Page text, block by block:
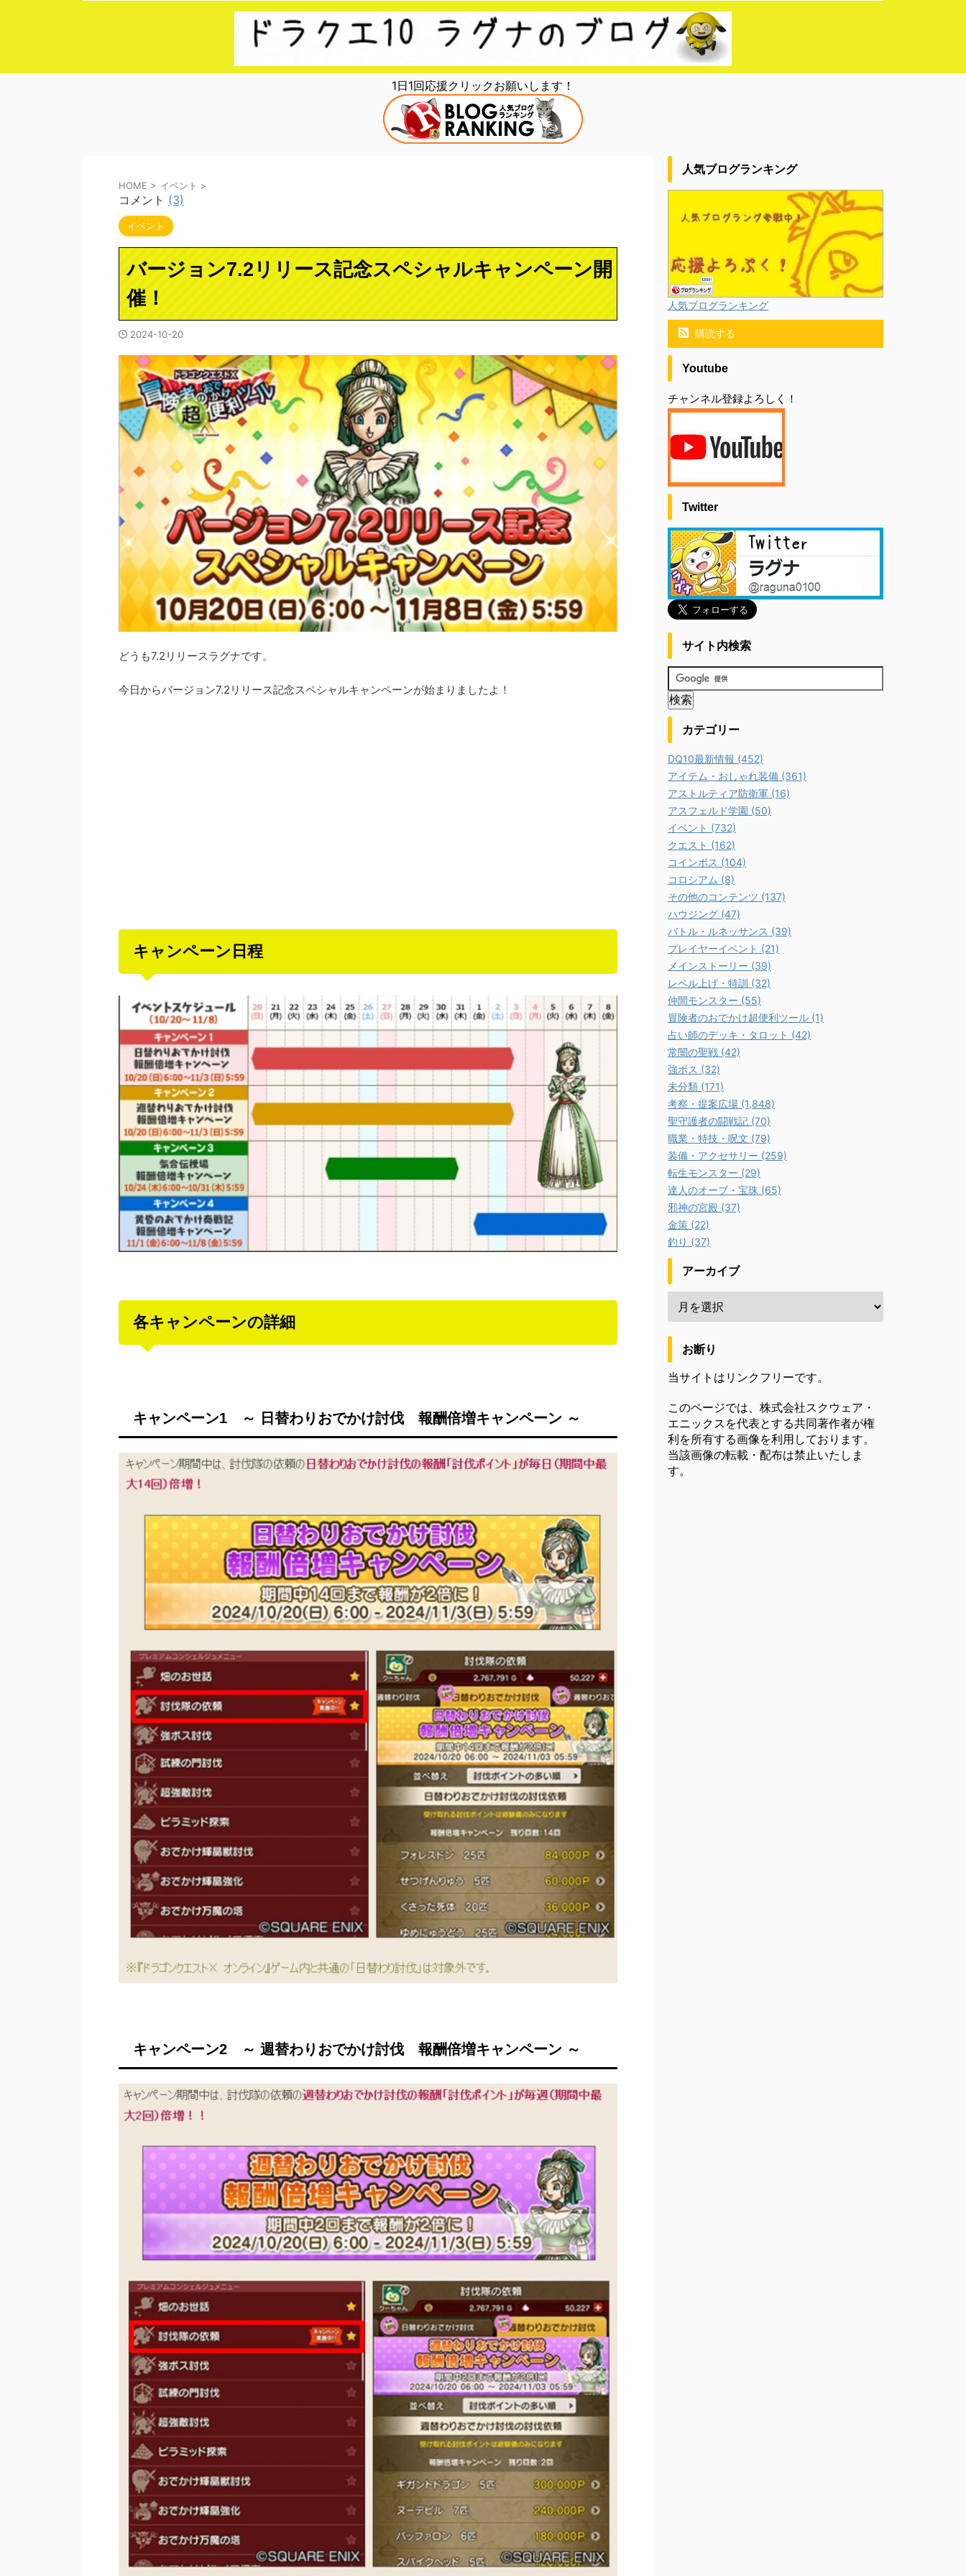
1日1回応援クリックお願いします！
HOME > イベント >
コメント (3)
イベント
バージョン7.2リリース記念スペシャルキャンペーン開
催！
2024-10-20
どうも7.2リリースラグナです。
今日からバージョン7.2リリース記念スペシャルキャンペーンが始まりましたよ！
キャンペーン日程
各キャンペーンの詳細
キャンペーン1 ～ 日替わりおでかけ討伐 報酬倍増キャンペーン ～
キャンペーン2 ～ 週替わりおでかけ討伐 報酬倍増キャンペーン ～
人気ブログランキング
人気ブログランキング
購読する
Youtube
チャンネル登録よろしく！
Twitter
サイト内検索
カテゴリー
DQ10最新情報 (452)
アイテム・おしゃれ装備 (361)
アストルティア防衛軍 (16)
アスフェルド学園 (50)
イベント (732)
クエスト (162)
コインボス (104)
コロシアム (8)
その他のコンテンツ (137)
ハウジング (47)
バトル・ルネッサンス (39)
プレイヤーイベント (21)
メインストーリー (39)
レベル上げ・特訓 (32)
仲間モンスター (55)
冒険者のおでかけ超便利ツール (1)
占い師のデッキ・タロット (42)
常闇の聖戦 (42)
強ボス (32)
未分類 (171)
考察・提案広場 (1,848)
聖守護者の闘戦記 (70)
職業・特技・呪文 (79)
装備・アクセサリー (259)
転生モンスター (29)
達人のオーブ・宝珠 (65)
邪神の宮殿 (37)
金策 (22)
釣り (37)
アーカイブ
お断り
当サイトはリンクフリーです。
このページでは、株式会社スクウェア・
エニックスを代表とする共同著作者が権
利を所有する画像を利用しております。
当該画像の転載・配布は禁止いたしま
す。